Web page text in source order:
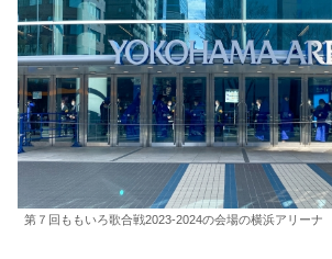
第７回ももいろ歌合戦2023-2024の会場の横浜アリーナ